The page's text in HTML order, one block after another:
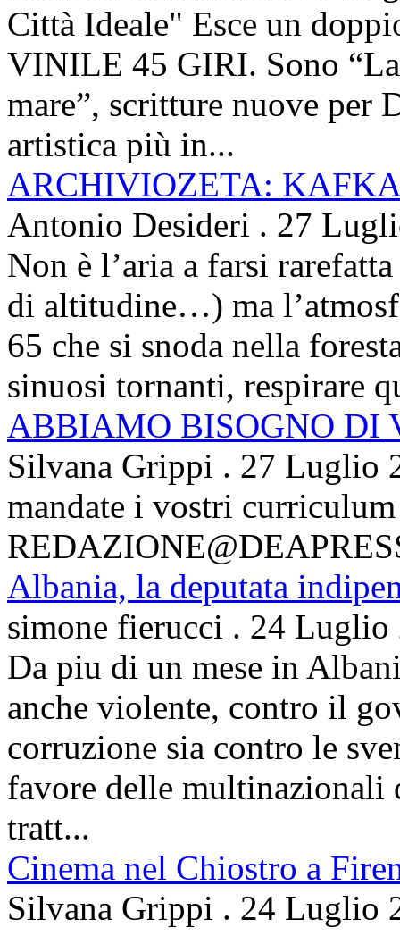
Città Ideale" Esce un
VINILE 45 GIRI. Sono
mare”, scritture nuove per
artistica più in...
ARCHIVIOZETA:
Antonio Desideri . 27
Non è l’aria a farsi
di altitudine…) ma
65 che si snoda nella
sinuosi tornanti, respirare
ABBIAMO BISOGNO DI
Silvana Grippi . 27 Luglio
mandate i vostri
Albania, la deputata
simone fierucci . 24 Luglio
Da piu di un mese in
anche violente, contro il
corruzione sia contro le
favore delle multinazionali
tratt...
Cinema nel Chiostro a
Silvana Grippi . 24 Luglio